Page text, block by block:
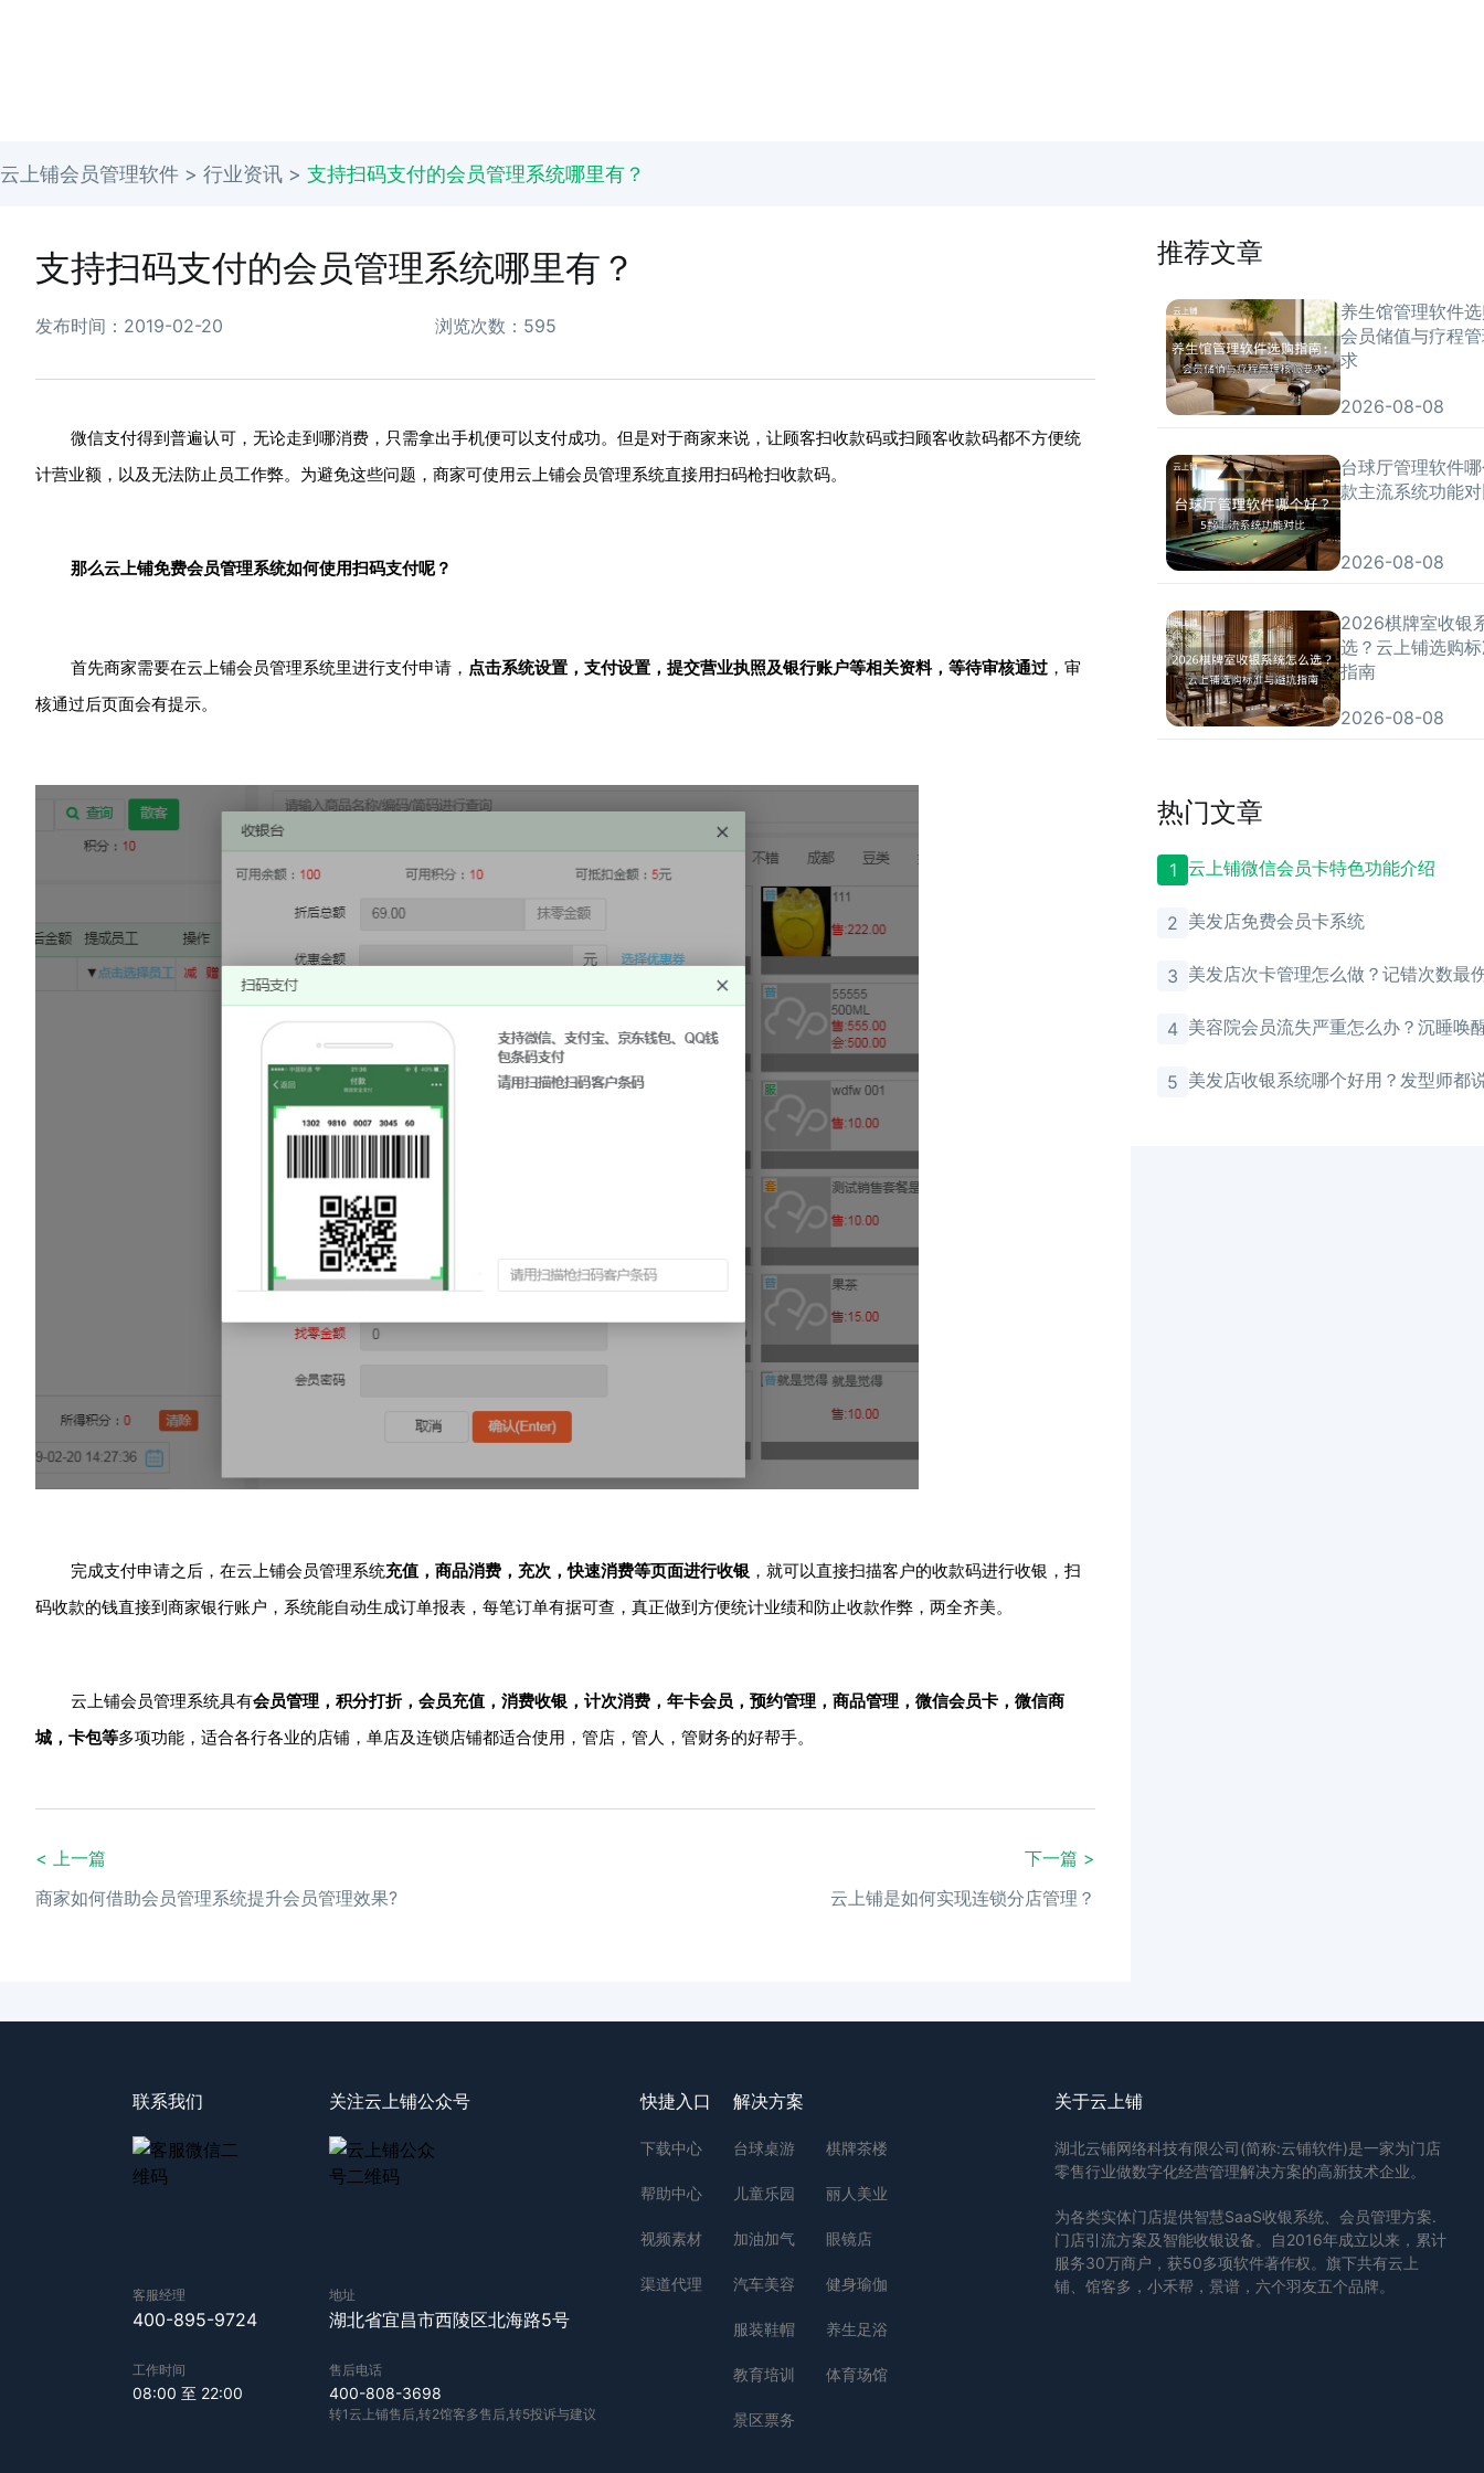
云上铺会员管理软件 > 行业资讯 > 支持扫码支付的会员管理系统哪里有？
支持扫码支付的会员管理系统哪里有？
发布时间：2019-02-20 浏览次数：595
微信支付得到普遍认可，无论走到哪消费，只需拿出手机便可以支付成功。但是对于商家来说，让顾客扫收款码或扫顾客收款码都不方便统
计营业额，以及无法防止员工作弊。为避免这些问题，商家可使用云上铺会员管理系统直接用扫码枪扫收款码。
那么云上铺免费会员管理系统如何使用扫码支付呢？
首先商家需要在云上铺会员管理系统里进行支付申请， 点击系统设置，支付设置，提交营业执照及银行账户等相关资料，等待审核通过 ，审
核通过后页面会有提示。
完成支付申请之后，在云上铺会员管理系统充值，商品消费，充次，快速消费等页面进行收银 ，就可以直接扫描客户的收款码进行收银，扫
码收款的钱直接到商家银行账户，系统能自动生成订单报表，每笔订单有据可查，真正做到方便统计业绩和防止收款作弊，两全齐美。
云上铺会员管理系统具有会员管理，积分打折，会员充值，消费收银，计次消费，年卡会员，预约管理， 商品管理 ， 微信会员卡 ，微信商
城，卡包等多项功能，适合各行各业的店铺，单店及连锁店铺都适合使用，管店，管人，管财务的好帮手。
< 上一篇
商家如何借助会员管理系统提升会员管理效果?
下一篇 >
云上铺是如何实现连锁分店管理？
推荐文章
养生馆管理软件
会员储值与疗程
求
2026-08-08
台球厅管理软件
款主流系统功能
2026-08-08
2026棋牌室收银
选？云上铺选购
指南
2026-08-08
热门文章
1 云上铺微信会员卡特色功能介绍
2 美发店免费会员卡系统
3 美发店次卡管理怎么做？记错次数最
4 美容院会员流失严重怎么办？沉睡唤
5 美发店收银系统哪个好用？发型师都
联系我们
客服经理
400-895-9724
工作时间
08:00 至 22:00
关注云上铺公众号
地址
湖北省宜昌市西陵区北海路5号
售后电话
400-808-3698
转1云上铺售后,转2馆客多售后,转5投诉与建议
快捷入口
下载中心
帮助中心
视频素材
渠道代理
解决方案
台球桌游
儿童乐园
加油加气
汽车美容
服装鞋帽
教育培训
景区票务
棋牌茶楼
丽人美业
眼镜店
健身瑜伽
养生足浴
体育场馆
关于云上铺
湖北云铺网络科技有限公司(简称:云铺软件)是一家为门店
零售行业做数字化经营管理解决方案的高新技术企业。
为各类实体门店提供智慧SaaS收银系统、会员管理方案.
门店引流方案及智能收银设备。自2016年成立以来，累计
服务30万商户，获50多项软件著作权。旗下共有云上
铺、馆客多，小禾帮，景谱，六个羽友五个品牌。